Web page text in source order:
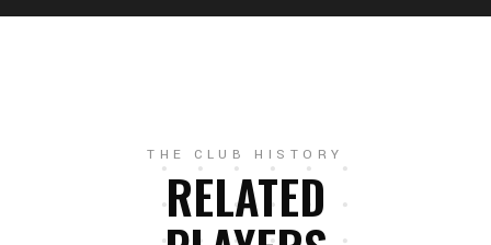
THE CLUB HISTORY
RELATED